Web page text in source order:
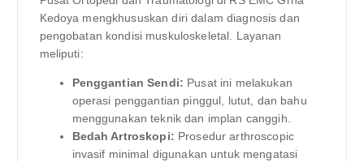
Kedoya mengkhususkan diri dalam diagnosis dan
pengobatan kondisi muskuloskeletal. Layanan
meliputi:
Penggantian Sendi: Pusat ini melakukan
operasi penggantian pinggul, lutut, dan bahu
menggunakan teknik dan implan canggih.
Bedah Artroskopi: Prosedur arthroscopic
invasif minimal digunakan untuk mengatasi